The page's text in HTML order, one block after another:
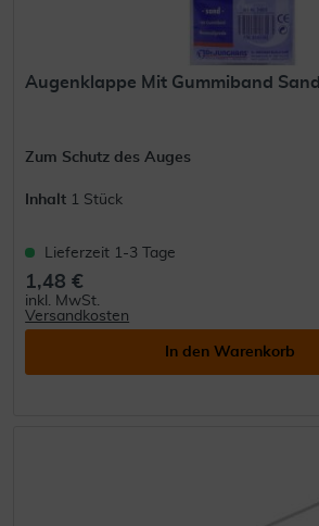
Augenklappe Mit Gummiband Sand
Zum Schutz des Auges
Inhalt 1 Stück
Lieferzeit 1-3 Tage
1,48 €
inkl. MwSt.
Versandkosten
In den Warenkorb